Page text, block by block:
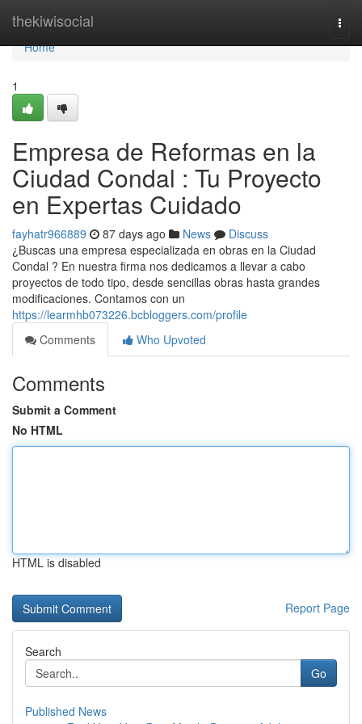
thekiwisocial
Home
Home
1
Empresa de Reformas en la
Ciudad Condal : Tu Proyecto
en Expertas Cuidado
fayhatr966889 87 days ago News
Discuss
¿Buscas una empresa especializada en obras en la Ciudad
Condal ? En nuestra firma nos dedicamos a llevar a cabo
proyectos de todo tipo, desde sencillas obras hasta grandes
modificaciones. Contamos con un
https://learmhb073226.bcbloggers.com/profile
Comments
Who Upvoted
Comments
Submit a Comment
No HTML
HTML is disabled
Report Page
Search
Go
Published News